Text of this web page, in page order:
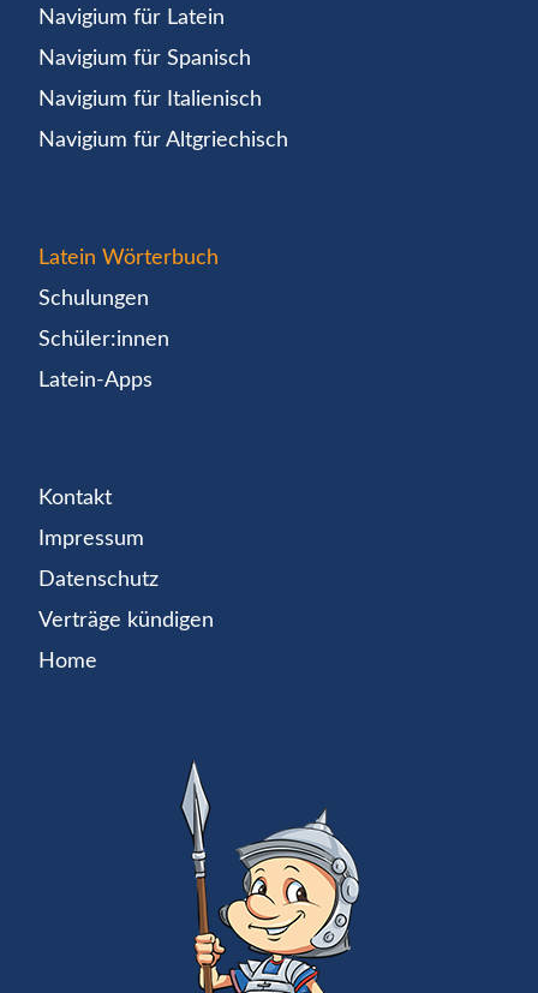
Navigium für Latein
Navigium für Spanisch
Navigium für Italienisch
Navigium für Altgriechisch
Latein Wörterbuch
Schulungen
Schüler:innen
Latein-Apps
Kontakt
Impressum
Datenschutz
Verträge kündigen
Home